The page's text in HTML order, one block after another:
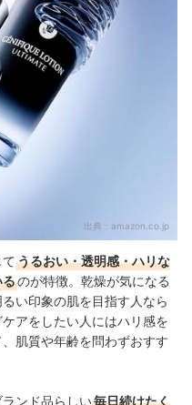
出典： amazon.co.jp
うるおい・透明感・ハリな
るのが特徴。乾燥が気になる
い印象の肌を目指す人なら
アをしたい人にはハリ感を
肌質や年齢を問わずおすす
ンド品らしい毎日続けたく